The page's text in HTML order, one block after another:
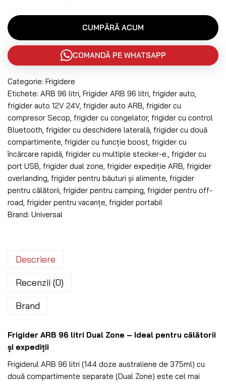
CUMPĂRĂ ACUM
COMANDĂ PE WHATSAPP
Categorie: Frigidere
Etichete: ARB 96 litri Frigider ARB 96 litri frigider auto
frigider auto 12V 24V frigider auto ARB frigider cu
compresor Secop frigider cu congelator, frigider cu control
Bluetooth frigider cu deschidere laterală frigider cu două
compartimente frigider cu funcție boost frigider cu
încărcare rapidă frigider cu multiple stecker-e. frigider cu
port USB frigider dual zone frigider expediție ARB frigider
overlanding frigider pentru băuturi și alimente frigider
pentru călătorii frigider pentru camping frigider pentru off-
road frigider pentru vacanțe frigider portabil
Brand: Universal
Descriere
Recenzii (0)
Brand
Frigider ARB 96 litri Dual Zone – Ideal pentru călătorii
și expediții
Frigiderul ARB 96 litri (144 doze australiene de 375ml) cu
două compartimente separate (Dual Zone) este cel mai